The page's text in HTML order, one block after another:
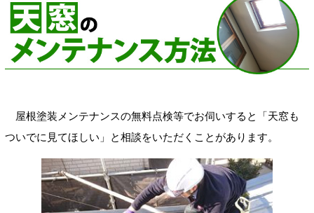
屋根塗装メンテナンスの無料点検等でお伺いすると「天窓も
ついでに見てほしい」と相談をいただくことがあります。